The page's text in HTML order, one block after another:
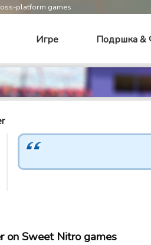
platform games
Игре Подршка &
on Sweet Nitro games